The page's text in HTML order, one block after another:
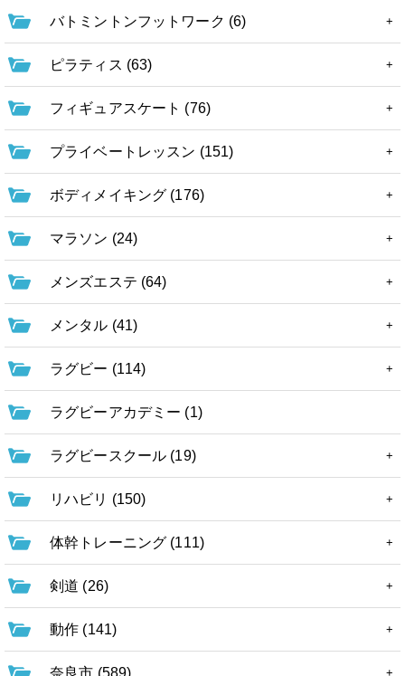
バトミントンフットワーク (6)
ピラティス (63)
フィギュアスケート (76)
プライベートレッスン (151)
ボディメイキング (176)
マラソン (24)
メンズエステ (64)
メンタル (41)
ラグビー (114)
ラグビーアカデミー (1)
ラグビースクール (19)
リハビリ (150)
体幹トレーニング (111)
剣道 (26)
動作 (141)
奈良市 (589)